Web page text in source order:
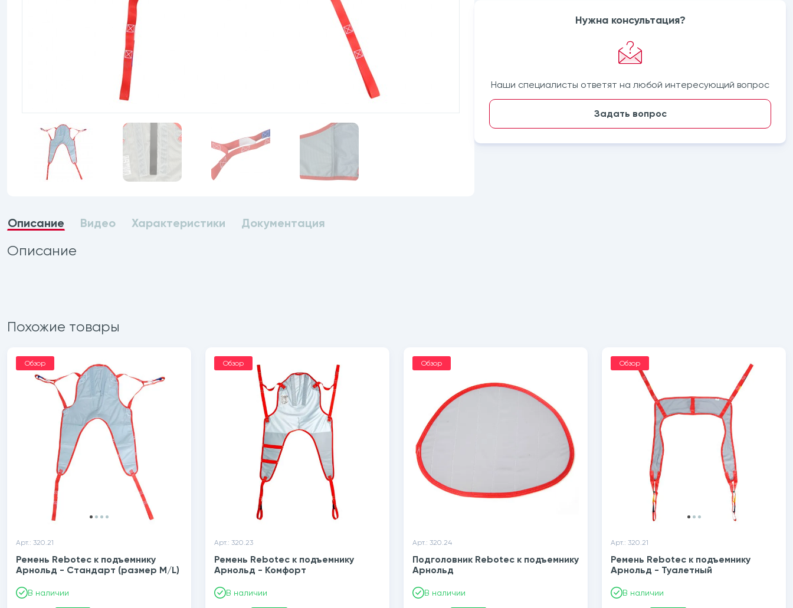
Нужна консультация?
Наши специалисты ответят на любой интересующий вопрос
Задать вопрос
Описание Видео Характеристики Документация
Описание
Похожие товары
Обзор
Арт.: 320.21
Ремень Rebotec к подъемнику
Арнольд - Стандарт (размер М/L)
В наличии
Обзор
Арт.: 320.23
Ремень Rebotec к подъемнику
Арнольд - Комфорт
В наличии
Обзор
Арт.: 320.24
Подголовник Rebotec к подъемнику
Арнольд
В наличии
Обзор
Арт.: 320.21
Ремень Rebotec к подъемнику
Арнольд - Туалетный
В наличии